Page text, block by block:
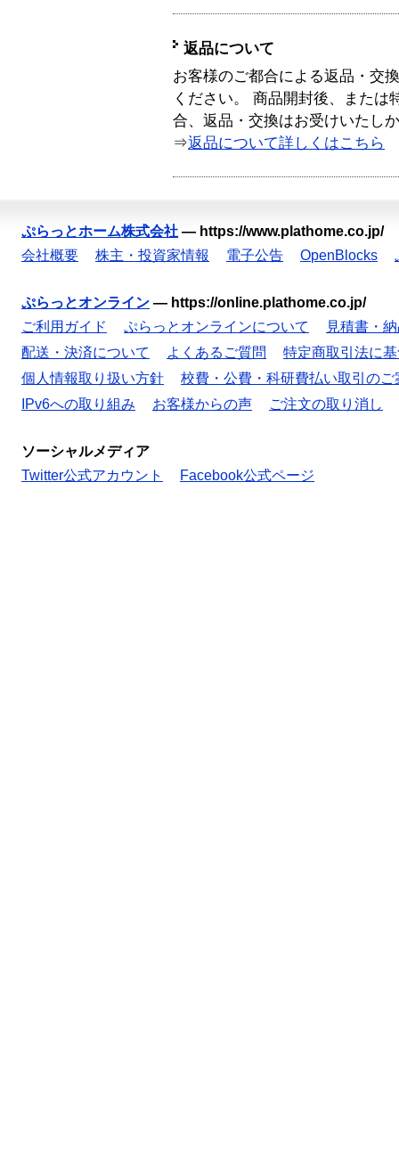
返品について
お客様のご都合による返品・交
ください。 商品開封後、または
合、返品・交換はお受けいたし
⇒返品について詳しくはこちら
ぷらっとホーム株式会社 — https://www.plathome.co.jp/
会社概要
株主・投資家情報 電子公告 OpenBlocks
ぷらっとオンライン — https://online.plathome.co.jp/
ご利用ガイド
ぷらっとオンラインについて
見積書・
配送・決済について
よくあるご質問
特定商取引法に
個人情報取り扱い方針
校費・公費・科研費払い取引のご
IPv6への取り組み
お客様からの声 ご注文の取り消し
ソーシャルメディア
Twitter公式アカウント
Facebook公式ページ